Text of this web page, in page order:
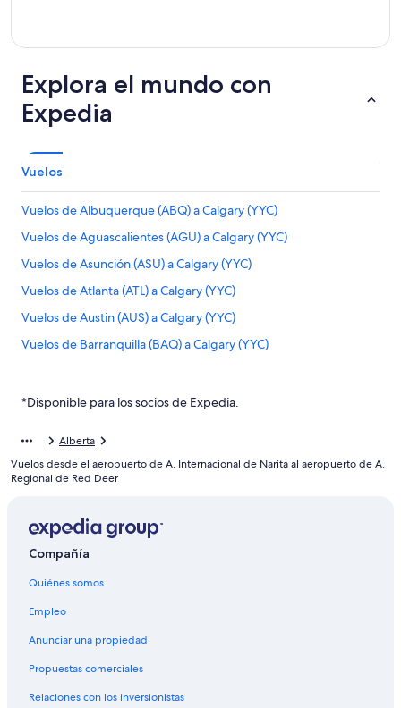
Explora el mundo con
Expedia
Vuelos
Vuelos de Albuquerque (ABQ) a Calgary (YYC)
Vuelos de Aguascalientes (AGU) a Calgary (YYC)
Vuelos de Asunción (ASU) a Calgary (YYC)
Vuelos de Atlanta (ATL) a Calgary (YYC)
Vuelos de Austin (AUS) a Calgary (YYC)
Vuelos de Barranquilla (BAQ) a Calgary (YYC)
Vuelos de Bucaramanga (BGA) a Calgary (YYC)
Vuelos de Aeropuerto Internacional de Bogotá-El Dorado
(BOG) a Calgary (YYC)
Vuelos de Budapest (BUD) a Calgary (YYC)
Vuelos de Buenos Aires (BUE) a Calgary (YYC)
Calgary (YYC)
Vuelos de Cúcuta (CUC) a Calgary (YYC)
Vuelos de Cancún (CUN) a Calgary (YYC)
*Disponible para los socios de Expedia.
Alberta
Vuelos desde el aeropuerto de A. Internacional de Narita al aeropuerto de A.
Regional de Red Deer
Compañía
Quiénes somos
Empleo
Anunciar una propiedad
Propuestas comerciales
Relaciones con los inversionistas